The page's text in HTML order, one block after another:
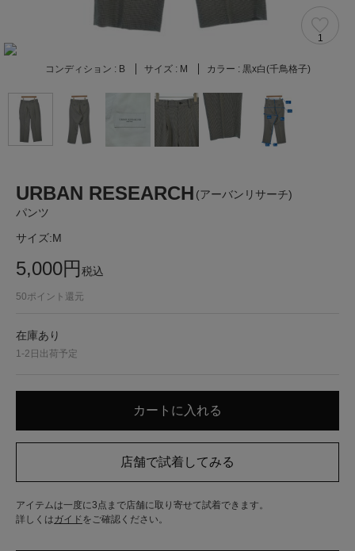
1
コンディション : B サイズ : M カラー : 黒x白(千鳥格子)
URBAN RESEARCH (アーバンリサーチ)
パンツ
サイズ:M
5,000円税込
50ポイント還元
在庫あり
1-2日出荷予定
アイテムは一度に3点まで店舗に取り寄せて試着できます。
詳しくはガイド をご確認ください。